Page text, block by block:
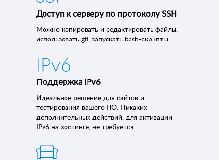
Доступ к серверу по протоколу SSH
Можно копировать и редактировать файлы,
использовать git, запускать bash-скрипты
Поддержка IPv6
Идеальное решение для сайтов и
тестирования вашего ПО. Никаких
дополнительных действий, для активации
IPv6 на хостинге, не требуется